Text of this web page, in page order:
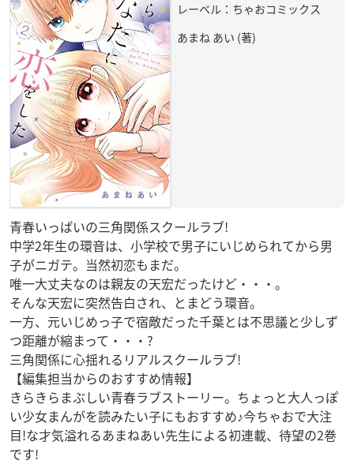
レーベル：ちゃおコミックス
あまね あい (著)
青春いっぱいの三角関係スクールラブ!
中学2年生の環音は、小学校で男子にいじめられてから男
子がニガテ。当然初恋もまだ。
唯一大丈夫なのは親友の天宏だったけど・・・。
そんな天宏に突然告白され、とまどう環音。
一方、元いじめっ子で宿敵だった千葉とは不思議と少しず
つ距離が縮まって・・・?
三角関係に心揺れるリアルスクールラブ!
【編集担当からのおすすめ情報】
きらきらまぶしい青春ラブストーリー。ちょっと大人っぽ
い少女まんがを読みたい子にもおすすめ♪今ちゃおで大注
目!な才気溢れるあまねあい先生による初連載、待望の2巻
です!